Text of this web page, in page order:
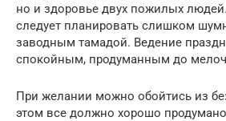
но и здоровье двух пожилых
следует планировать слишком
заводным тамадой. Ведение
спокойным, продуманным до
При желании можно обойтись из
этом все должно хорошо